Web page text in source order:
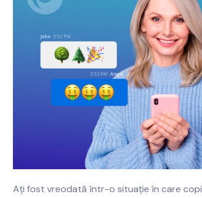
Ați fost vreodată într-o situație în care